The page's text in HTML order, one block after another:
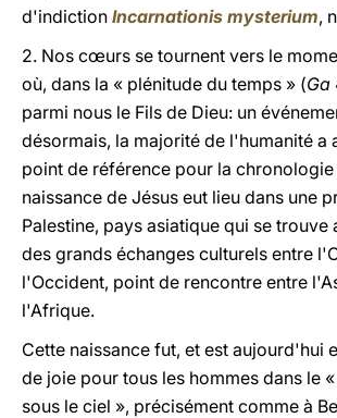
d'indiction Incarnationis mysterium,
2. Nos cœurs se tournent vers le
où, dans la « plénitude du temps » (Ga
parmi nous le Fils de Dieu: un
désormais, la majorité de l'humanité a
point de référence pour la
naissance de Jésus eut lieu dans une
Palestine, pays asiatique qui se trouve
des grands échanges culturels entre
l'Occident, point de rencontre entre
l'Afrique.
Cette naissance fut, et est aujourd'hui
de joie pour tous les hommes dans le
sous le ciel », précisément comme à